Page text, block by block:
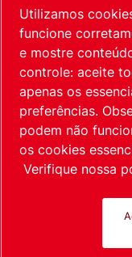
Mapa do site
Utilizamos
funcione
e mostre
controle: aceite
apenas os
preferências.
podem não
os cookies
Verifique nossa